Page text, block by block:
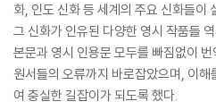
화, 인도 신화 등 세계의 주요 신화들이
그 신화가 인유된 다양한 영시 작품들
본문과 영시 인용문 모두를 빠짐없이
원서들의 오류까지 바로잡았으며, 이
여 충실한 길잡이가 되도록 했다.